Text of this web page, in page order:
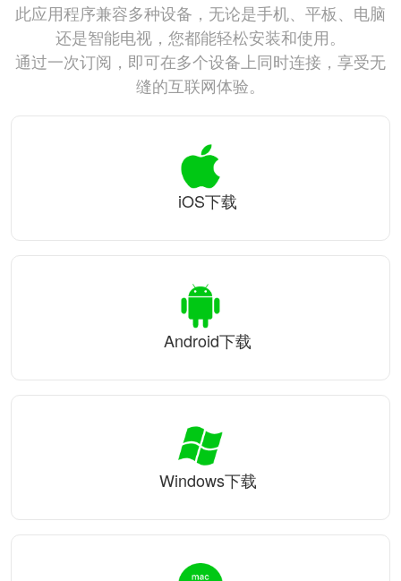
此应用程序兼容多种设备，无论是手机、平板、电脑
还是智能电视，您都能轻松安装和使用。
通过一次订阅，即可在多个设备上同时连接，享受无
缝的互联网体验。
iOS下载
Android下载
Windows下载